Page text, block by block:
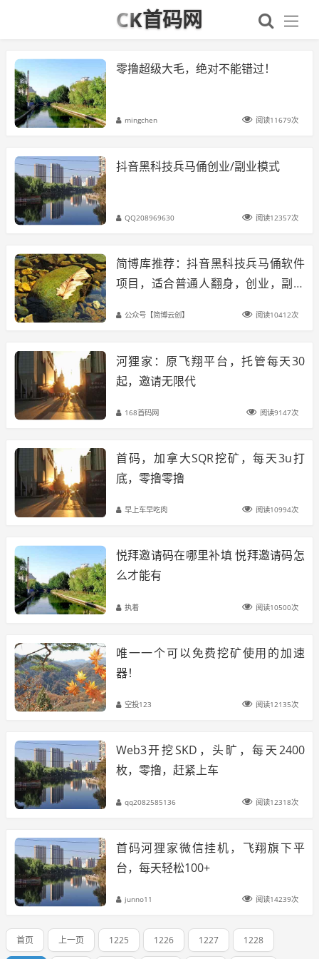
CK首码网
零撸超级大毛，绝对不能错过！
mingchen 阅读11679次
抖音黑科技兵马俑创业/副业模式
QQ208969630 阅读12357次
简博库推荐：抖音黑科技兵马俑软件
项目，适合普通人翻身，创业，副业
公众号【简博云创】 阅读10412次
河狸家：原飞翔平台，托管每天30
起，邀请无限代
168首码网 阅读9147次
首码，加拿大SQR挖矿，每天3u打
底，零撸零撸
早上车早吃肉 阅读10994次
悦拜邀请码在哪里补填 悦拜邀请码怎
么才能有
执着 阅读10500次
唯一一个可以免费挖矿使用的加速
器！
空投123 阅读12135次
Web3开挖SKD，头旷，每天2400
枚，零撸，赶紧上车
qq2082585136 阅读12318次
首码河狸家微信挂机，飞翔旗下平
台，每天轻松100+
junno11 阅读14239次
首页 上一页 1225 1226 1227 1228